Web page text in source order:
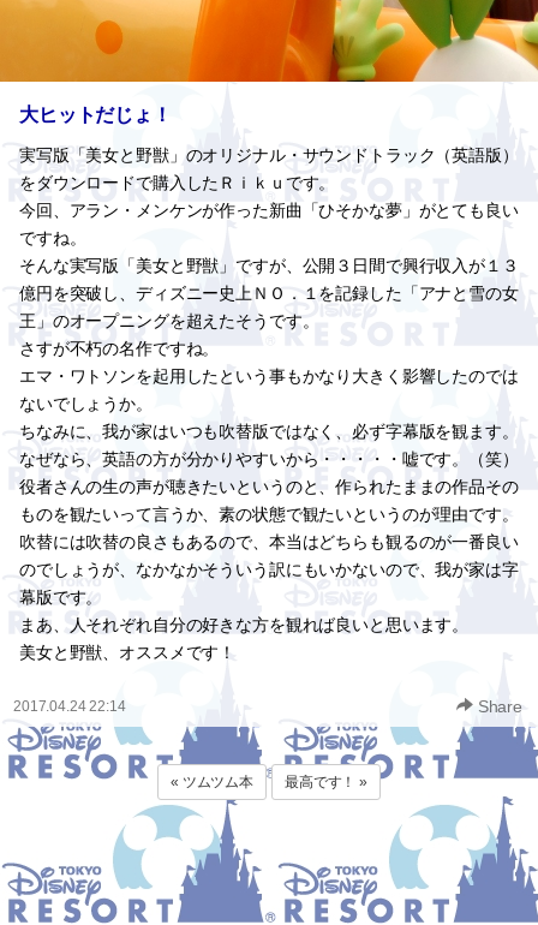
大ヒットだじょ！
実写版「美女と野獣」のオリジナル・サウンドトラック（英語版）
をダウンロードで購入したＲｉｋｕです。
今回、アラン・メンケンが作った新曲「ひそかな夢」がとても良い
ですね。
そんな実写版「美女と野獣」ですが、公開３日間で興行収入が１３
億円を突破し、ディズニー史上ＮＯ．１を記録した「アナと雪の女
王」のオープニングを超えたそうです。
さすが不朽の名作ですね。
エマ・ワトソンを起用したという事もかなり大きく影響したのでは
ないでしょうか。
ちなみに、我が家はいつも吹替版ではなく、必ず字幕版を観ます。
なぜなら、英語の方が分かりやすいから・・・・・嘘です。（笑）
役者さんの生の声が聴きたいというのと、作られたままの作品その
ものを観たいって言うか、素の状態で観たいというのが理由です。
吹替には吹替の良さもあるので、本当はどちらも観るのが一番良い
のでしょうが、なかなかそういう訳にもいかないので、我が家は字
幕版です。
まあ、人それぞれ自分の好きな方を観れば良いと思います。
美女と野獣、オススメです！
2017.04.24 22:14 Share
« ツムツム本 最高です！ »